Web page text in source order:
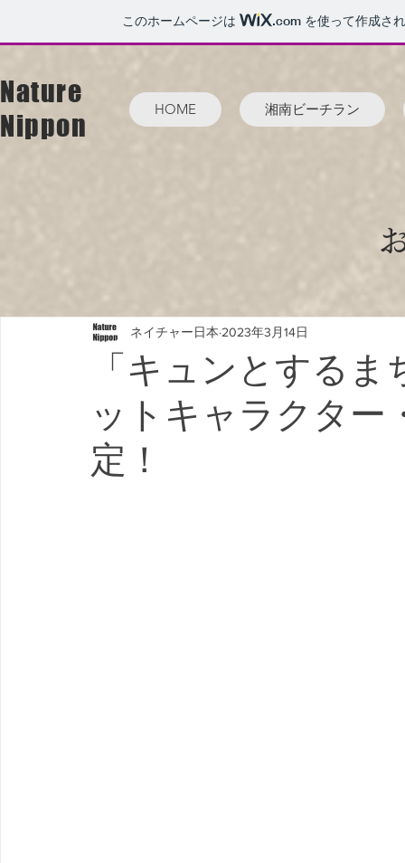
このホームページは .comを使って作成さ
Nature
Nippon
HOME 湘南ビーチラン
「キュンとする
ットキャラクタ
定！
ネイチャー日本 2023年3月14日